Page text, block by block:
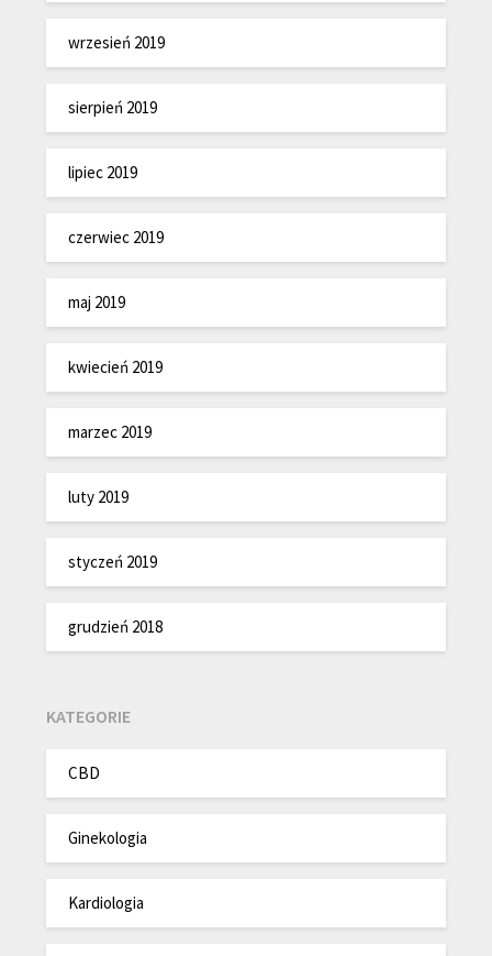
wrzesień 2019
sierpień 2019
lipiec 2019
czerwiec 2019
maj 2019
kwiecień 2019
marzec 2019
luty 2019
styczeń 2019
grudzień 2018
KATEGORIE
CBD
Ginekologia
Kardiologia